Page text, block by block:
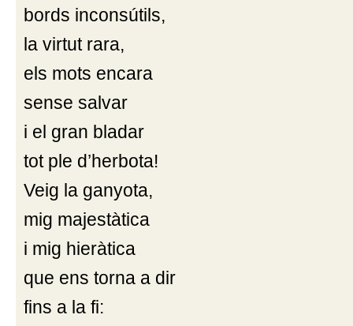
bords inconsútils,
la virtut rara,
els mots encara
sense salvar
i el gran bladar
tot ple d’herbota!
Veig la ganyota,
mig majestàtica
i mig hieràtica
que ens torna a dir
fins a la fi: